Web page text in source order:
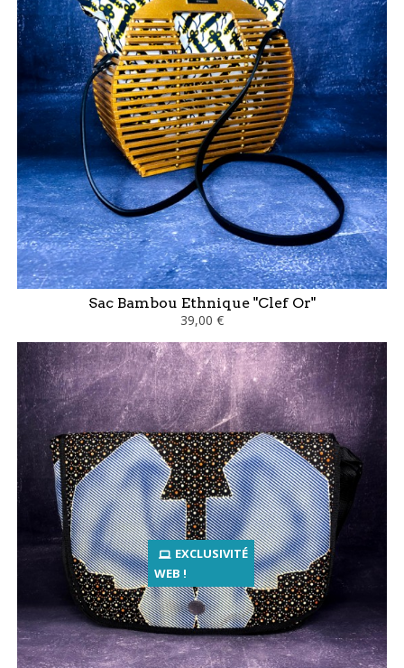
Sac Bambou Ethnique "Clef Or"
39,00 €
EXCLUSIVITÉ
WEB !